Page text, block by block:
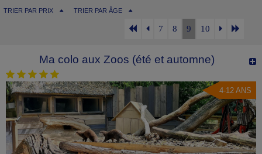
TRIER PAR PRIX TRIER PAR ÂGE
7 8 9 10
Ma colo aux Zoos (été et automne)
4-12 ANS